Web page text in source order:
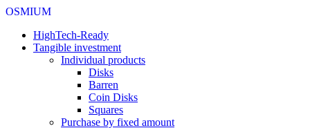
OSMIUM
HighTech-Ready
Tangible investment
Individual products
Disks
Barren
Coin Disks
Squares
Purchase by fixed amount